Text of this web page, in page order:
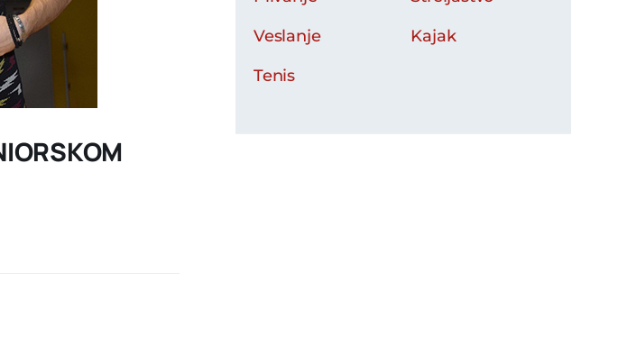
Veslanje
Kajak
Tenis